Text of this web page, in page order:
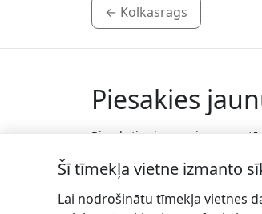
← Kolkasrags
Piesakies
Pieraksties jaunumiem e-
Šī tīmekļa vietne izmanto
Lai nodrošinātu tīmekļa vietnes